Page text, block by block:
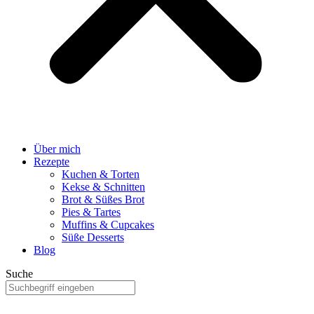
Über mich
Rezepte
Kuchen & Torten
Kekse & Schnitten
Brot & Süßes Brot
Pies & Tartes
Muffins & Cupcakes
Süße Desserts
Blog
Suche